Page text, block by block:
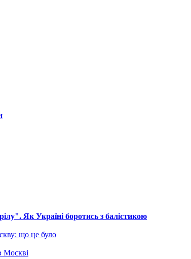
Як Україні боротись з балістикою
що це було
Москві